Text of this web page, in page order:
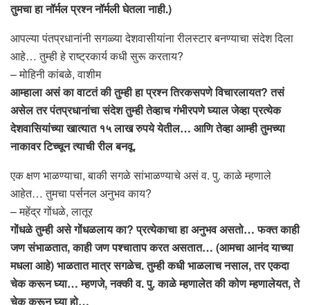
तुमचा हा नॉर्मल प्रश्न नॉर्मली घेतला नाही.)
आपल्या पंतप्रधानांनी सगळ्या देशवासीयांना रीलस्टार बनण्याचा संदेश दिला
आहे… तुम्ही हे राष्ट्रकार्य कधी सुरू करताय?
– मोहिनी कांबळे, वाशीम
आम्हाला असं का वाटतं की तुम्ही हा प्रश्न तिरकसपणे विचारलायत? तसं
असेल तर पंतप्रधानांचा संदेश तुम्ही तेव्हाच गंभीरपणे घ्याल जेव्हा प्रत्येक
देशवासियांच्या खात्यात १५ लाख रुपये येतील… आणि तेव्हा आम्ही तुमच्या
नाकावर टिच्चून त्याची रील बनवू.
एक क्षण भाळण्याचा, बाकी सगळे सांभाळण्याचे असं व. पु. काळे म्हणाले
आहेत… तुमचा पर्सनल अनुभव काय?
– महेंद्र गोंधळे, लातूर
गोंधळे तुम्ही असे गोंधळलाय का? प्रत्येकाचा हा अनुभव असतो… फक्त काही
जण संभाळतात, काही जण पश्चाताप करत असतात… (आमचा आनंद याच्या
मधला आहे) भाळतात मात्र सगळेच. तुम्ही कधी भाळलाच नसाल, तर एकदा
चेक करून घ्या… म्हणजे, नक्की व. पु. काळे म्हणालेत की कोण म्हणालेयत, ते
चेक करून घ्या हो…